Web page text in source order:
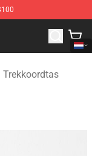
Merchandise Shop
Trekkoordtas